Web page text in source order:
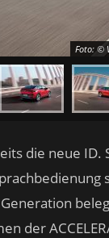
Foto: ©
die neue ID.
der